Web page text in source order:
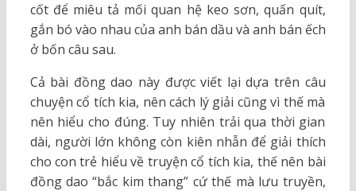
cốt để miêu tả mối quan hệ keo sơn, quấn quít,
gắn bó vào nhau của anh bán dầu và anh bán ếch
ở bốn câu sau.
Cả bài đồng dao này được viết lại dựa trên câu
chuyện cổ tích kia, nên cách lý giải cũng vì thế mà
nên hiểu cho đúng. Tuy nhiên trải qua thời gian
dài, người lớn không còn kiên nhẫn để giải thích
cho con trẻ hiểu về truyện cổ tích kia, thế nên bài
đồng dao “bắc kim thang” cứ thế mà lưu truyền,